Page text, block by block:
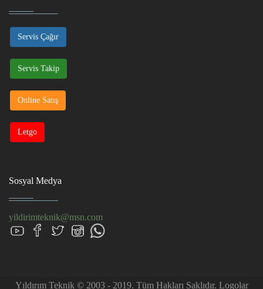
Servis Çağır
Servis Takip
Online Satış
Letgo
Sosyal Medya
yildirimteknik@msn.com
Yıldırım Teknik © 2003 - 2019. Tüm Hakları Saklıdır. Logolar